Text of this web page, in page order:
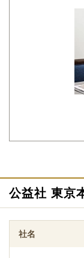
ご相談は無料で承
非日常的な葬儀の
もわからないこと
ば、些細と思われ
りイメージが浮か
公益社 東京
社名